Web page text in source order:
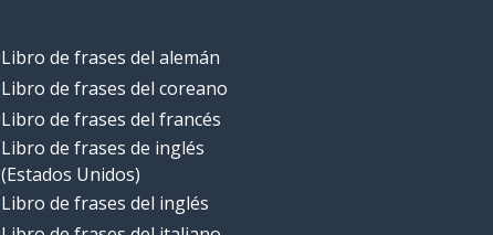
Libro de frases del alemán
Libro de frases del coreano
Libro de frases del francés
Libro de frases de inglés
(Estados Unidos)
Libro de frases del inglés